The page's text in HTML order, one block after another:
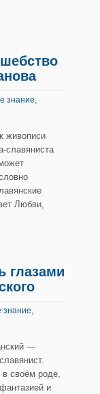
знание,
живописи
славяниста
Любви,
глазами
знание,
—
своём роде,
и